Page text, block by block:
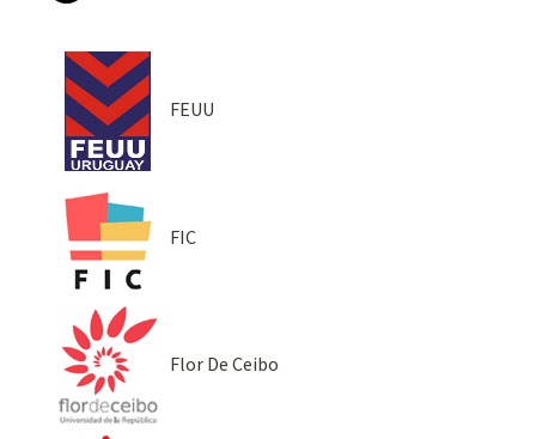
FEUU
FIC
Flor De Ceibo